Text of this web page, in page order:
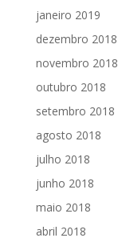
janeiro 2019
dezembro 2018
novembro 2018
outubro 2018
setembro 2018
agosto 2018
julho 2018
junho 2018
maio 2018
abril 2018